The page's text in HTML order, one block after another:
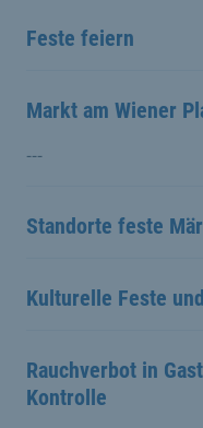
Feste feiern
Markt am Wiener
---
Standorte feste
Kulturelle Feste
Rauchverbot in
Kontrolle